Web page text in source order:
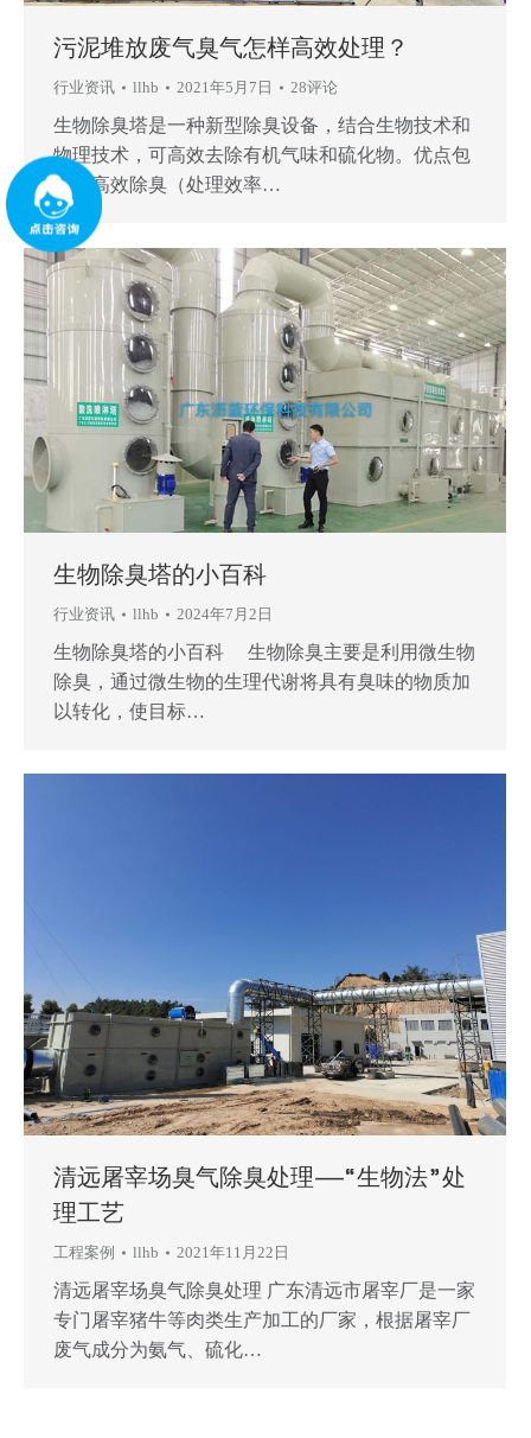
污泥堆放废气臭气怎样高效处理？
行业资讯 llhb 2021年5月7日 28评论
生物除臭塔是一种新型除臭设备，结合生物技术和
物理技术，可高效去除有机气味和硫化物。优点包
括：高效除臭（处理效率…
生物除臭塔的小百科
行业资讯 llhb 2024年7月2日
生物除臭塔的小百科 生物除臭主要是利用微生物
除臭，通过微生物的生理代谢将具有臭味的物质加
以转化，使目标…
清远屠宰场臭气除臭处理——“生物法”处
理工艺
工程案例 llhb 2021年11月22日
清远屠宰场臭气除臭处理 广东清远市屠宰厂是一家
专门屠宰猪牛等肉类生产加工的厂家，根据屠宰厂
废气成分为氨气、硫化…